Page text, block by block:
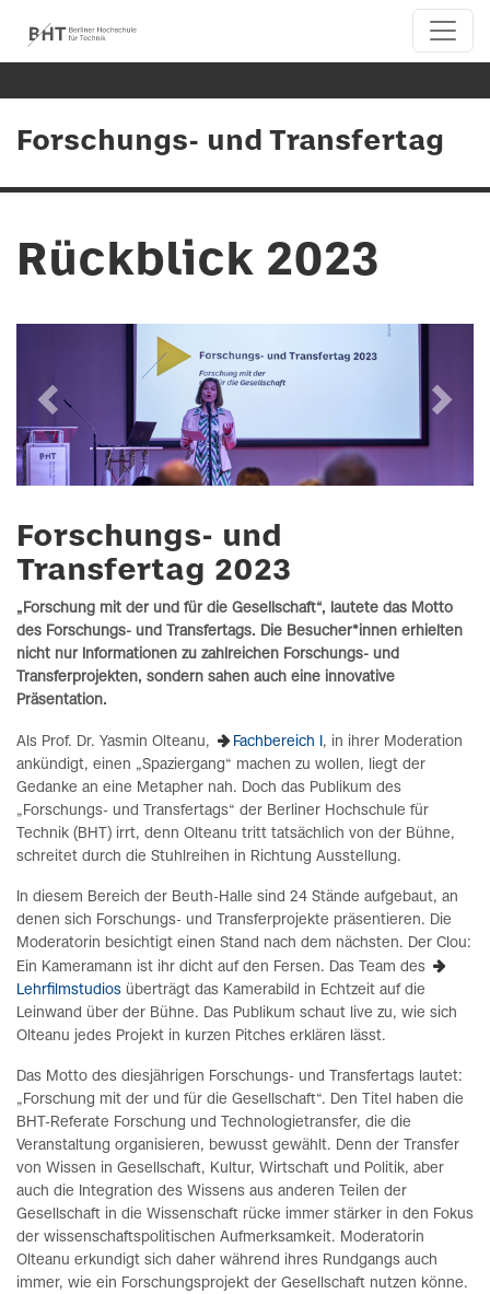
Forschungs- und Transfertag
Rückblick 2023
zurück weiter
Forschungs- und
Transfertag 2023
„Forschung mit der und für die Gesellschaft“, lautete das Motto
des Forschungs- und Transfertags. Die Besucher*innen erhielten
nicht nur Informationen zu zahlreichen Forschungs- und
Transferprojekten, sondern sahen auch eine innovative
Präsentation.
Als Prof. Dr. Yasmin Olteanu, Fachbereich I , in ihrer Moderation
ankündigt, einen „Spaziergang“ machen zu wollen, liegt der
Gedanke an eine Metapher nah. Doch das Publikum des
„Forschungs- und Transfertags“ der Berliner Hochschule für
Technik (BHT) irrt, denn Olteanu tritt tatsächlich von der Bühne,
schreitet durch die Stuhlreihen in Richtung Ausstellung.
In diesem Bereich der Beuth-Halle sind 24 Stände aufgebaut, an
denen sich Forschungs- und Transferprojekte präsentieren. Die
Moderatorin besichtigt einen Stand nach dem nächsten. Der Clou:
Ein Kameramann ist ihr dicht auf den Fersen. Das Team des
Lehrfilmstudios überträgt das Kamerabild in Echtzeit auf die
Leinwand über der Bühne. Das Publikum schaut live zu, wie sich
Olteanu jedes Projekt in kurzen Pitches erklären lässt.
Das Motto des diesjährigen Forschungs- und Transfertags lautet:
„Forschung mit der und für die Gesellschaft“. Den Titel haben die
BHT-Referate Forschung und Technologietransfer, die die
Veranstaltung organisieren, bewusst gewählt. Denn der Transfer
von Wissen in Gesellschaft, Kultur, Wirtschaft und Politik, aber
auch die Integration des Wissens aus anderen Teilen der
Gesellschaft in die Wissenschaft rücke immer stärker in den Fokus
der wissenschaftspolitischen Aufmerksamkeit. Moderatorin
Olteanu erkundigt sich daher während ihres Rundgangs auch
immer, wie ein Forschungsprojekt der Gesellschaft nutzen könne.